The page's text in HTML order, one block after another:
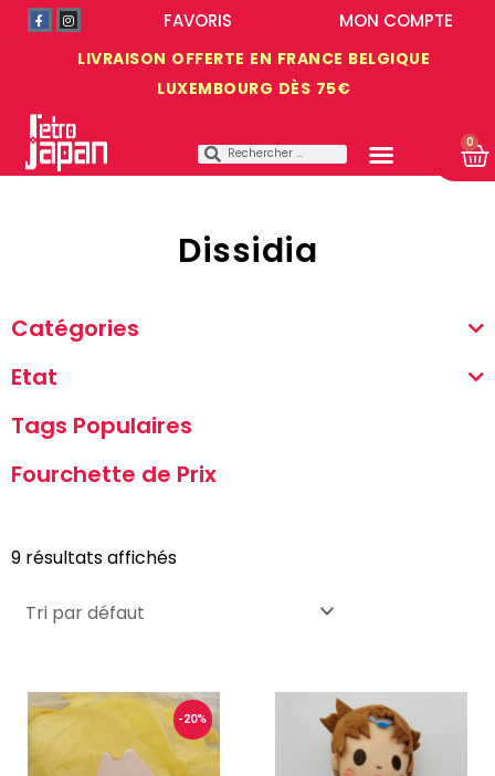
LIVRAISON OFFERTE EN FRANCE BELGIQUE
LUXEMBOURG DÈS 75€
MON COMPTE
FAVORIS
0
Dissidia
Catégories
Etat
Tags Populaires
Fourchette de Prix
9 résultats affichés
-20%